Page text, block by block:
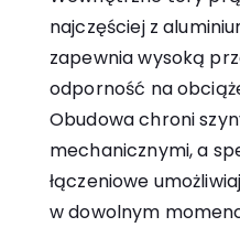
najczęściej z
zapewnia wysoką
odporność na
Obudowa chroni
mechanicznymi, a
łączeniowe
w dowolnym